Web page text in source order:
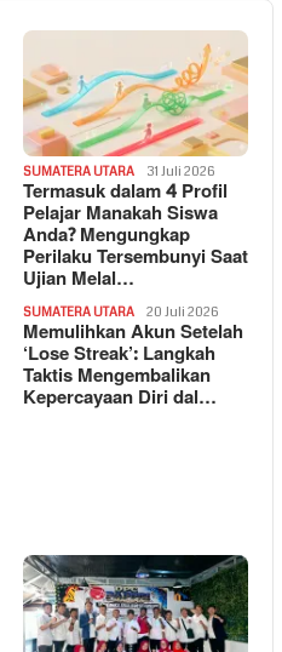
SUMATERA UTARA 31 Juli 2026
Termasuk dalam 4 Profil
Pelajar Manakah Siswa
Anda? Mengungkap
Perilaku Tersembunyi Saat
Ujian Melal…
SUMATERA UTARA 20 Juli 2026
Memulihkan Akun Setelah
‘Lose Streak’: Langkah
Taktis Mengembalikan
Kepercayaan Diri dal…